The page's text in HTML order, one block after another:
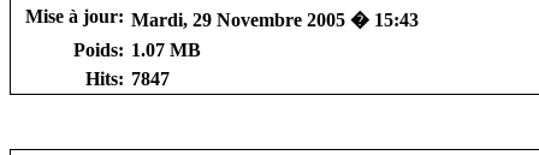
Mise à jour: Mardi, 29 Novembre 2005 � 15:43
Poids: 1.07 MB
Hits: 7847